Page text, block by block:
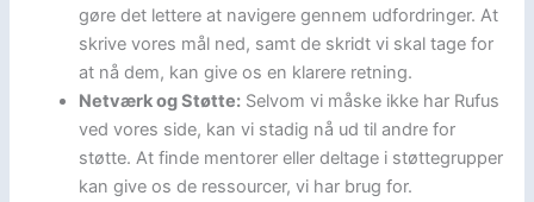
gøre det lettere at navigere gennem udfordringer. At
skrive vores mål ned, samt de skridt vi skal tage for
at nå dem, kan give os en klarere retning.
Netværk og Støtte: Selvom vi måske ikke har Rufus
ved vores side, kan vi stadig nå ud til andre for
støtte. At finde mentorer eller deltage i støttegrupper
kan give os de ressourcer, vi har brug for.